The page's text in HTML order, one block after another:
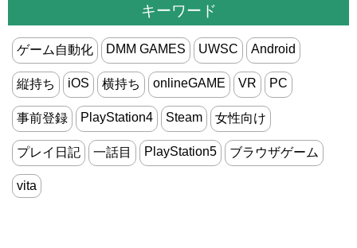
キーワード
ゲーム自動化 DMM GAMES UWSC Android
縦持ち iOS 横持ち onlineGAME VR PC
事前登録 PlayStation4 Steam 女性向け
プレイ日記 一話目 PlayStation5 ブラウザゲーム
vita